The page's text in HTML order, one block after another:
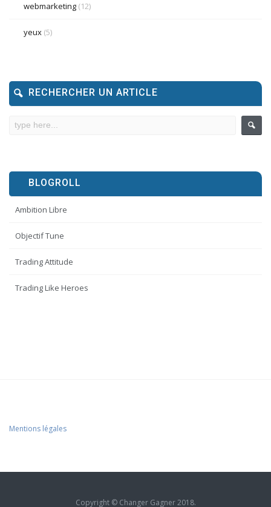
webmarketing (12)
yeux (5)
RECHERCHER UN ARTICLE
BLOGROLL
Ambition Libre
Objectif Tune
Trading Attitude
Trading Like Heroes
Mentions légales
Copyright © Changer Gagner 2018.